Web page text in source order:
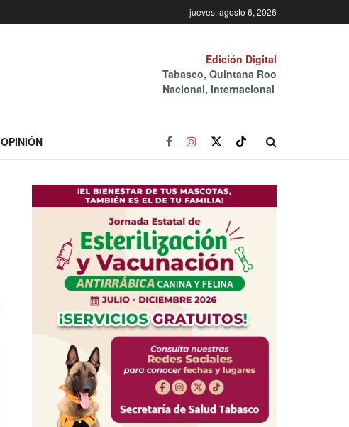
jueves, agosto 6, 2026
Edición Digital
Tabasco, Quintana Roo
Nacional, Internacional
OPINIÓN